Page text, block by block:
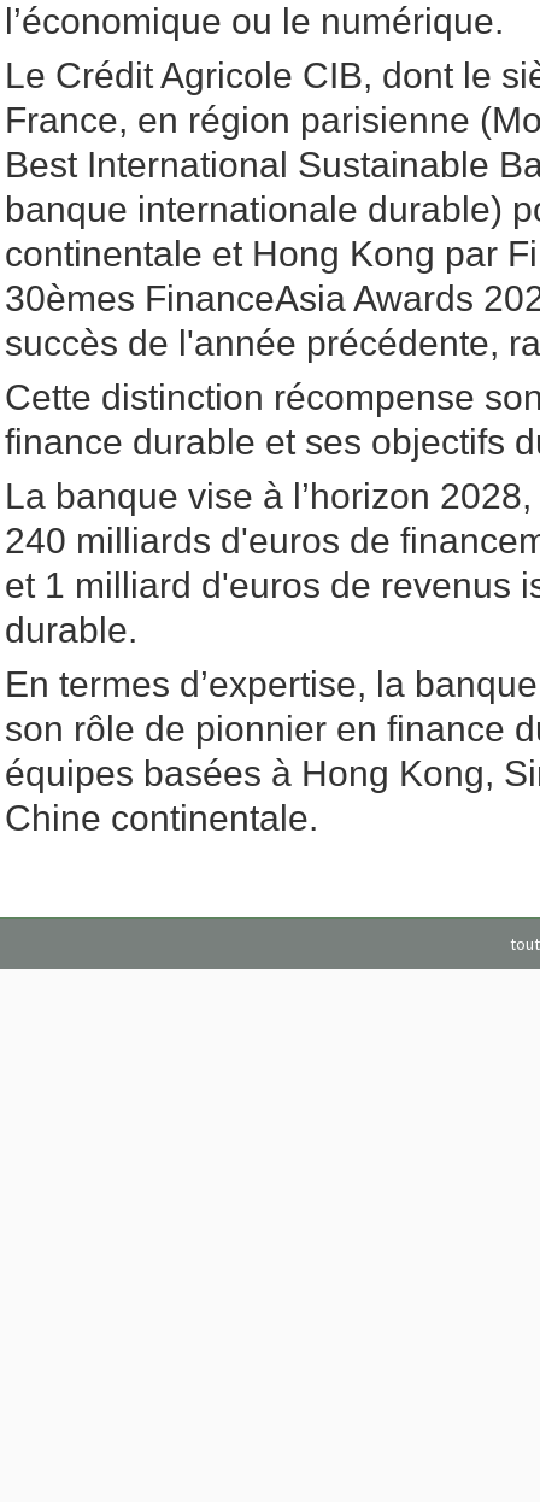
l’économique ou le numérique.
Le Crédit Agricole CIB, dont le
France, en région parisienne
Best International Sustainable
banque internationale durable)
continentale et Hong Kong par
30èmes FinanceAsia Awards
succès de l'année précédente,
Cette distinction récompense
finance durable et ses objectifs
La banque vise à l’horizon
240 milliards d'euros de
et 1 milliard d'euros de revenus
durable.
En termes d’expertise, la
son rôle de pionnier en finance
équipes basées à Hong Kong,
Chine continentale.